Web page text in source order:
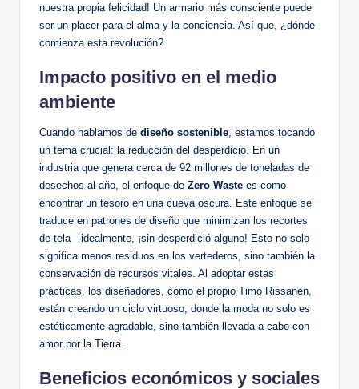
nuestra propia felicidad! Un armario más consciente puede
ser un placer para el alma y la conciencia. Así que, ¿dónde
comienza esta revolución?
Impacto positivo en el medio
ambiente
Cuando hablamos de diseño sostenible , estamos tocando
un tema crucial: la reducción del desperdicio. En un
industria que genera cerca de 92 millones de toneladas de
desechos al año, el enfoque de Zero Waste es como
encontrar un tesoro en una cueva oscura. Este enfoque se
traduce en patrones de diseño que minimizan los recortes
de tela—idealmente, ¡sin desperdició alguno! Esto no solo
significa menos residuos en los vertederos, sino también la
conservación de recursos vitales. Al adoptar estas
prácticas, los diseñadores, como el propio Timo Rissanen,
están creando un ciclo virtuoso, donde la moda no solo es
estéticamente agradable, sino también llevada a cabo con
amor por la Tierra.
Beneficios económicos y sociales